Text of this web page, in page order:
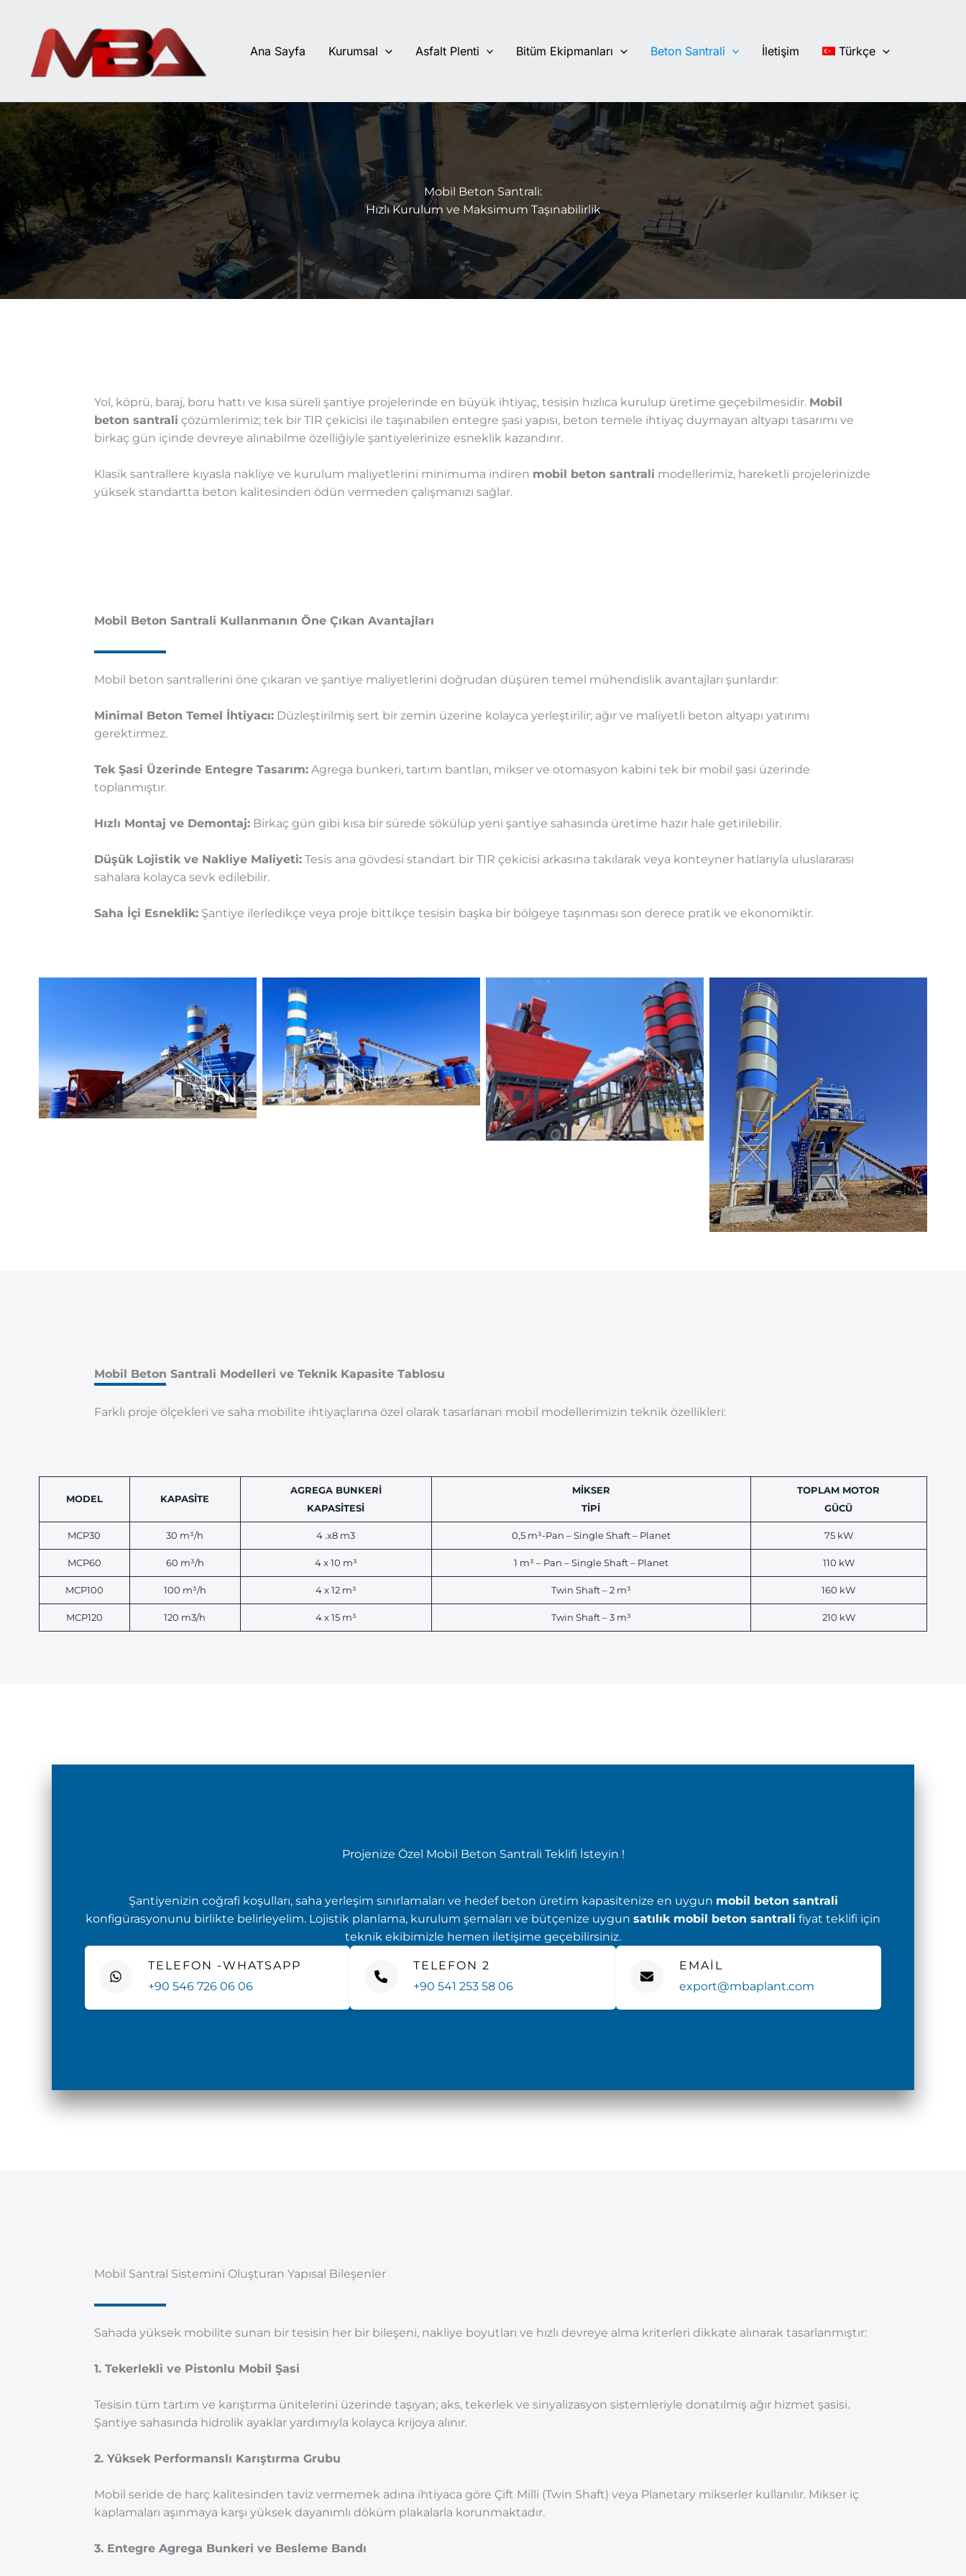
Ana Sayfa Kurumsal Asfalt Plenti Bitüm Ekipmanları Beton Santrali İletişim Türkçe
Mobil Beton Santrali:
Hızlı Kurulum ve Maksimum Taşınabilirlik
Yol, köprü, baraj, boru hattı ve kısa süreli şantiye projelerinde en büyük ihtiyaç, tesisin hızlıca kurulup üretime geçebilmesidir. Mobil
beton santrali çözümlerimiz; tek bir TIR çekicisi ile taşınabilen entegre şasi yapısı, beton temele ihtiyaç duymayan altyapı tasarımı ve
birkaç gün içinde devreye alınabilme özelliğiyle şantiyelerinize esneklik kazandırır.
Klasik santrallere kıyasla nakliye ve kurulum maliyetlerini minimuma indiren mobil beton santrali modellerimiz, hareketli projelerinizde
yüksek standartta beton kalitesinden ödün vermeden çalışmanızı sağlar.
Mobil Beton Santrali Kullanmanın Öne Çıkan Avantajları
Mobil beton santrallerini öne çıkaran ve şantiye maliyetlerini doğrudan düşüren temel mühendislik avantajları şunlardır:
Minimal Beton Temel İhtiyacı:Düzleştirilmiş sert bir zemin üzerine kolayca yerleştirilir; ağır ve maliyetli beton altyapı yatırımı
gerektirmez.
Tek Şasi Üzerinde Entegre Tasarım:Agrega bunkeri, tartım bantları, mikser ve otomasyon kabini tek bir mobil şasi üzerinde
toplanmıştır.
Hızlı Montaj ve Demontaj:Birkaç gün gibi kısa bir sürede sökülüp yeni şantiye sahasında üretime hazır hale getirilebilir.
Düşük Lojistik ve Nakliye Maliyeti:Tesis ana gövdesi standart bir TIR çekicisi arkasına takılarak veya konteyner hatlarıyla uluslararası
sahalara kolayca sevk edilebilir.
Saha İçi Esneklik:Şantiye ilerledikçe veya proje bittikçe tesisin başka bir bölgeye taşınması son derece pratik ve ekonomiktir.
Mobil Beton Santrali Modelleri ve Teknik Kapasite Tablosu
Farklı proje ölçekleri ve saha mobilite ihtiyaçlarına özel olarak tasarlanan mobil modellerimizin teknik özellikleri:
MODEL KAPASİTE
AGREGA BUNKERİ
KAPASİTESİ
MİKSER
TİPİ
TOPLAM MOTOR
GÜCÜ
MCP30 30 m³/h 4 .x8 m3 0,5 m³-Pan – Single Shaft – Planet 75 kW
MCP60 60 m³/h 4 x 10 m³ 1 m³ – Pan – Single Shaft – Planet 110 kW
MCP100 100 m³/h 4 x 12 m³ Twin Shaft – 2 m³ 160 kW
MCP120 120 m3/h 4 x 15 m³ Twin Shaft – 3 m³ 210 kW
Projenize Özel Mobil Beton Santrali Teklifi İsteyin !
Şantiyenizin coğrafi koşulları, saha yerleşim sınırlamaları ve hedef beton üretim kapasitenize en uygun mobil beton santrali
konfigürasyonunu birlikte belirleyelim. Lojistik planlama, kurulum şemaları ve bütçenize uygun satılık mobil beton santrali fiyat teklifi için
teknik ekibimizle hemen iletişime geçebilirsiniz.
TELEFON -WHATSAPP
+90 546 726 06 06
TELEFON 2
+90 541 253 58 06
EMAIL
export@mbaplant.com
Mobil Santral Sistemini Oluşturan Yapısal Bileşenler
Sahada yüksek mobilite sunan bir tesisin her bir bileşeni, nakliye boyutları ve hızlı devreye alma kriterleri dikkate alınarak tasarlanmıştır:
1. Tekerlekli ve Pistonlu Mobil Şasi
Tesisin tüm tartım ve karıştırma ünitelerini üzerinde taşıyan; aks, tekerlek ve sinyalizasyon sistemleriyle donatılmış ağır hizmet şasisi.
Şantiye sahasında hidrolik ayaklar yardımıyla kolayca krijoya alınır.
2. Yüksek Performanslı Karıştırma Grubu
Mobil seride de harç kalitesinden taviz vermemek adına ihtiyaca göre Çift Milli (Twin Shaft) veya Planetary mikserler kullanılır. Mikser iç
kaplamaları aşınmaya karşı yüksek dayanımlı döküm plakalarla korunmaktadır.
3. Entegre Agrega Bunkeri ve Besleme Bandı